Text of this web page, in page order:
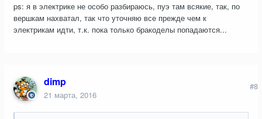
ps: я в электрике не особо разбираюсь, пуэ там всякие, так, по
вершкам нахватал, так что уточняю все прежде чем к
электрикам идти, т.к. пока только бракоделы попадаются...
dimp
21 марта, 2016
#8